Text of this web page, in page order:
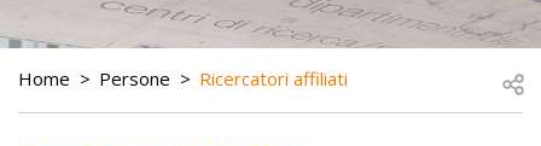
BREADCRUMB
Home Persone Ricercatori affiliati